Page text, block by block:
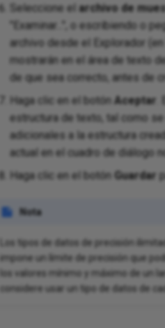
Seleccione el archivo de
"Examinar...", o escribiendo o
archivo desde el Explorador
mostrarán en el área de texto
de que sea correcto, antes de
Haga clic en el botón Aceptar
estructura de texto, tal como
adicionales a la estructura
actual en el cuadro de diálogo
Haga clic en el botón Guardar
Nota
Los tipos de datos de precisión
impone un límite de precisión que
los valores mínimo y máximo de un
considere usar un tipo de datos de